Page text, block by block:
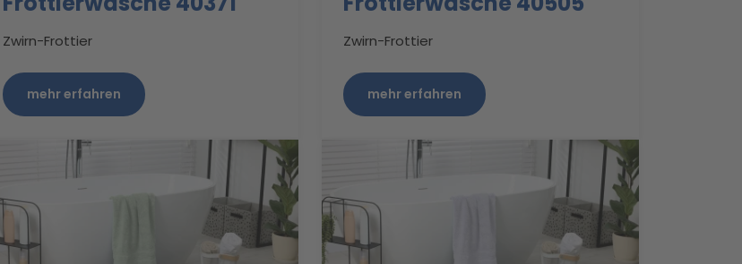
Zwirn-Frottier
mehr erfahren
Zwirn-Frottier
mehr erfahren